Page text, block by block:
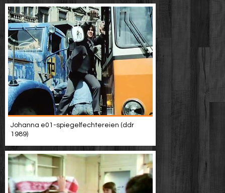
Johanna e01-spiegelfechtereien (ddr
1989)